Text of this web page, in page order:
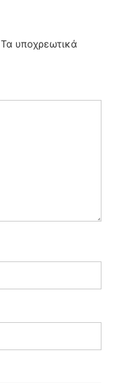
Τα υποχρεωτικά